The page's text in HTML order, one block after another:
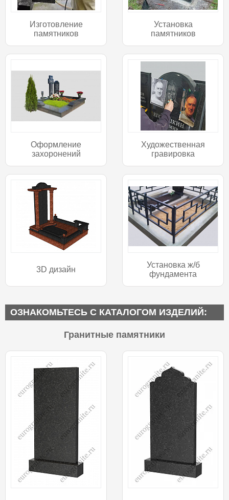
Изготовление
памятников
Установка
памятников
Оформление
захоронений
Художественная
гравировка
3D дизайн
Установка ж/б
фундамента
ОЗНАКОМЬТЕСЬ С КАТАЛОГОМ ИЗДЕЛИЙ:
Гранитные памятники